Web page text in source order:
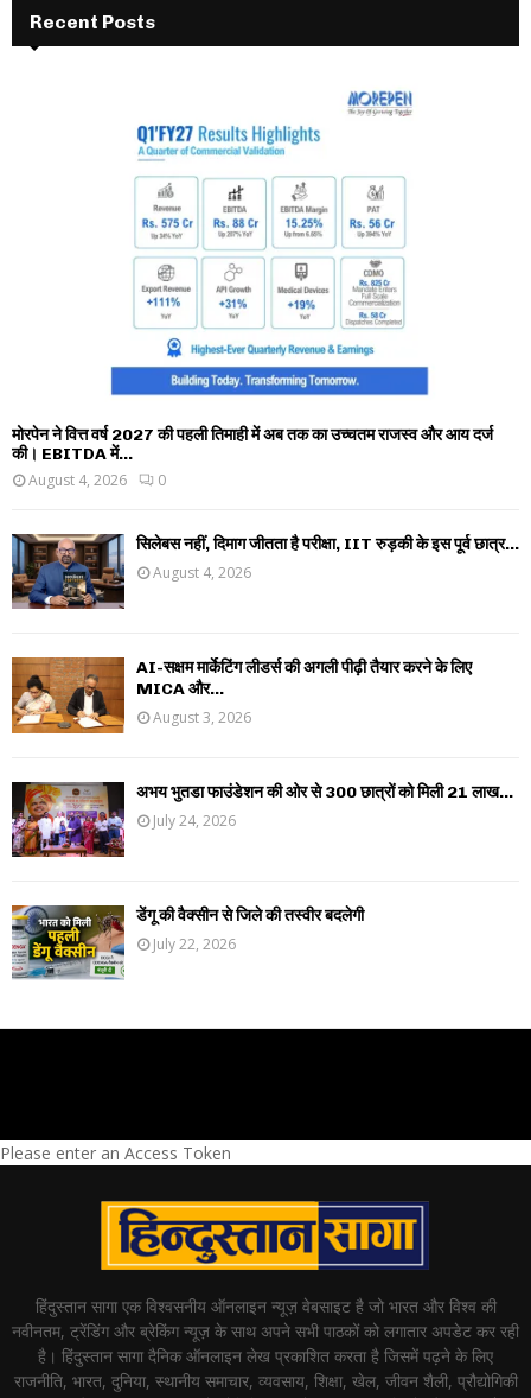
Recent Posts
मोरपेन ने वित्त वर्ष 2027 की पहली तिमाही में अब तक का उच्चतम राजस्व और आय दर्ज
की। EBITDA में...
August 4, 2026
0
सिलेबस नहीं, दिमाग जीतता है परीक्षा, IIT रुड़की के इस पूर्व छात्र...
August 4, 2026
AI-सक्षम मार्केटिंग लीडर्स की अगली पीढ़ी तैयार करने के लिए
MICA और...
August 3, 2026
अभय भुतडा फाउंडेशन की ओर से 300 छात्रों को मिली 21 लाख...
July 24, 2026
डेंगू की वैक्सीन से जिले की तस्वीर बदलेगी
July 22, 2026
Please enter an Access Token
हिंदुस्तान सागा एक विश्वसनीय ऑनलाइन न्यूज़ वेबसाइट है जो भारत और विश्व की
नवीनतम, ट्रेंडिंग और ब्रेकिंग न्यूज़ के साथ अपने सभी पाठकों को लगातार अपडेट कर रही
है। हिंदुस्तान सागा दैनिक ऑनलाइन लेख प्रकाशित करता है जिसमें पढ़ने के लिए
राजनीति, भारत, दुनिया, स्थानीय समाचार, व्यवसाय, शिक्षा, खेल, जीवन शैली, प्रौद्योगिकी